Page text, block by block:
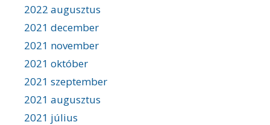
2022 augusztus
2021 december
2021 november
2021 október
2021 szeptember
2021 augusztus
2021 július